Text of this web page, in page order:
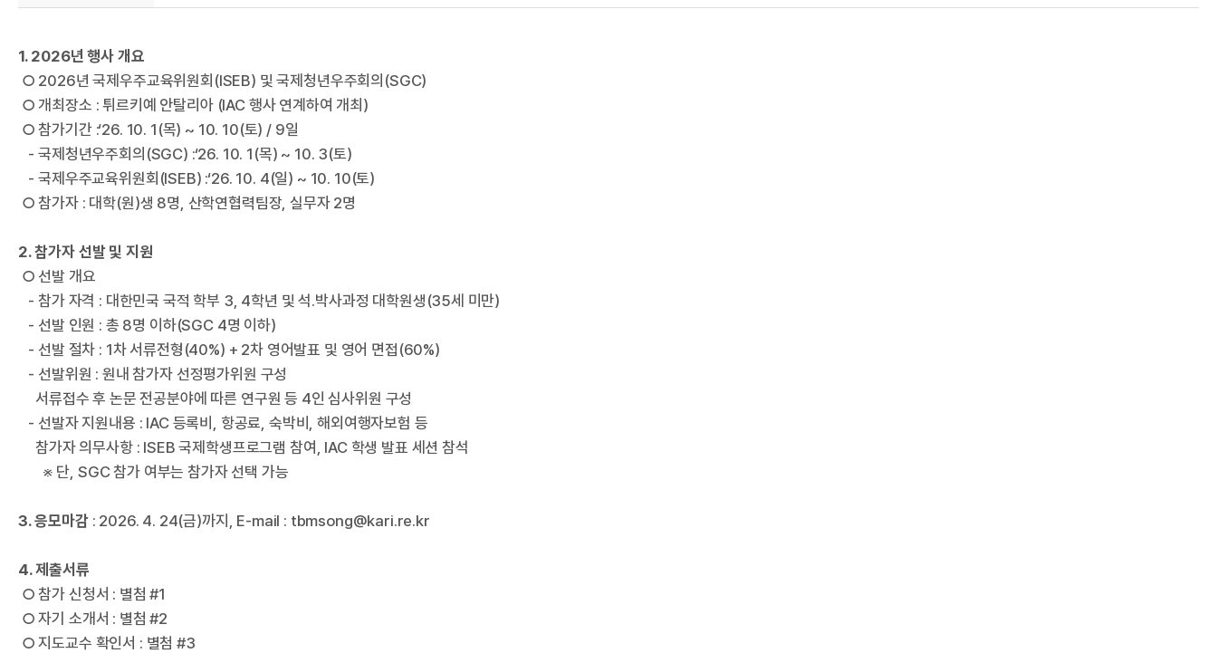
R
I
한
1. 2026년 행사 개요
○ 2026년 국제우주교육위원회(ISEB) 및 국제청년우주회의(SGC)
○ 개최장소 : 튀르키예 안탈리아 (IAC 행사 연계하여 개최)
○ 참가기간 :‘26. 10. 1(목) ~ 10. 10(토) / 9일
- 국제청년우주회의(SGC) :‘26. 10. 1(목) ~ 10. 3(토)
- 국제우주교육위원회(ISEB) :‘26. 10. 4(일) ~ 10. 10(토)
○ 참가자 : 대학(원)생 8명, 산학연협력팀장, 실무자 2명
2. 참가자 선발 및 지원
○ 선발 개요
- 참가 자격 : 대한민국 국적 학부 3, 4학년 및 석․박사과정 대학원생(35세 미만)
- 선발 인원 : 총 8명 이하(SGC 4명 이하)
- 선발 절차 : 1차 서류전형(40%) + 2차 영어발표 및 영어 면접(60%)
- 선발위원 : 원내 참가자 선정평가위원 구성
서류접수 후 논문 전공분야에 따른 연구원 등 4인 심사위원 구성
- 선발자 지원내용 : IAC 등록비, 항공료, 숙박비, 해외여행자보험 등
참가자 의무사항 : ISEB 국제학생프로그램 참여, IAC 학생 발표 세션 참석
※ 단, SGC 참가 여부는 참가자 선택 가능
3. 응모마감: 2026. 4. 24(금)까지, E-mail : tbmsong@kari.re.kr
4. 제출서류
○ 참가 신청서 : 별첨 #1
○ 자기 소개서 : 별첨 #2
○ 지도교수 확인서 : 별첨 #3